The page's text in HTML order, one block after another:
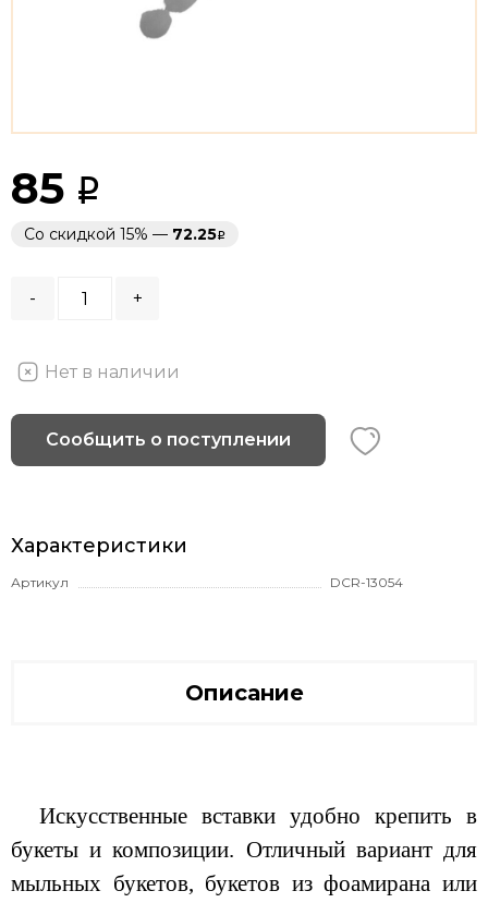
85
Со скидкой 15% — 72.25
- +
Нет в наличии
Сообщить о поступлении
Характеристики
Артикул DCR-13054
Описание
Искусственные вставки удобно крепить в
букеты и композиции. Отличный вариант для
мыльных букетов, букетов из фоамирана или